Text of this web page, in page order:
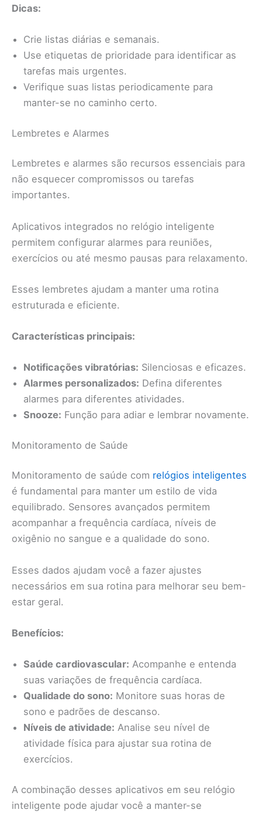
Dicas:
Crie listas diárias e semanais.
Use etiquetas de prioridade para identificar as
tarefas mais urgentes.
Verifique suas listas periodicamente para
manter-se no caminho certo.
Lembretes e Alarmes
Lembretes e alarmes são recursos essenciais para
não esquecer compromissos ou tarefas
importantes.
Aplicativos integrados no relógio inteligente
permitem configurar alarmes para reuniões,
exercícios ou até mesmo pausas para relaxamento.
Esses lembretes ajudam a manter uma rotina
estruturada e eficiente.
Características principais:
Notificações vibratórias: Silenciosas e eficazes.
Alarmes personalizados: Defina diferentes
alarmes para diferentes atividades.
Snooze: Função para adiar e lembrar novamente.
Monitoramento de Saúde
Monitoramento de saúde com relógios inteligentes
é fundamental para manter um estilo de vida
equilibrado. Sensores avançados permitem
acompanhar a frequência cardíaca, níveis de
oxigênio no sangue e a qualidade do sono.
Esses dados ajudam você a fazer ajustes
necessários em sua rotina para melhorar seu bem-
estar geral.
Benefícios:
Saúde cardiovascular: Acompanhe e entenda
suas variações de frequência cardíaca.
Qualidade do sono: Monitore suas horas de
sono e padrões de descanso.
Níveis de atividade: Analise seu nível de
atividade física para ajustar sua rotina de
exercícios.
A combinação desses aplicativos em seu relógio
inteligente pode ajudar você a manter-se